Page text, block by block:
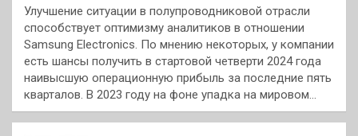
Улучшение ситуации в полупроводниковой отрасли
способствует оптимизму аналитиков в отношении
Samsung Electronics. По мнению некоторых, у компании
есть шансы получить в стартовой четверти 2024 года
наивысшую операционную прибыль за последние пять
кварталов. В 2023 году на фоне упадка на мировом…